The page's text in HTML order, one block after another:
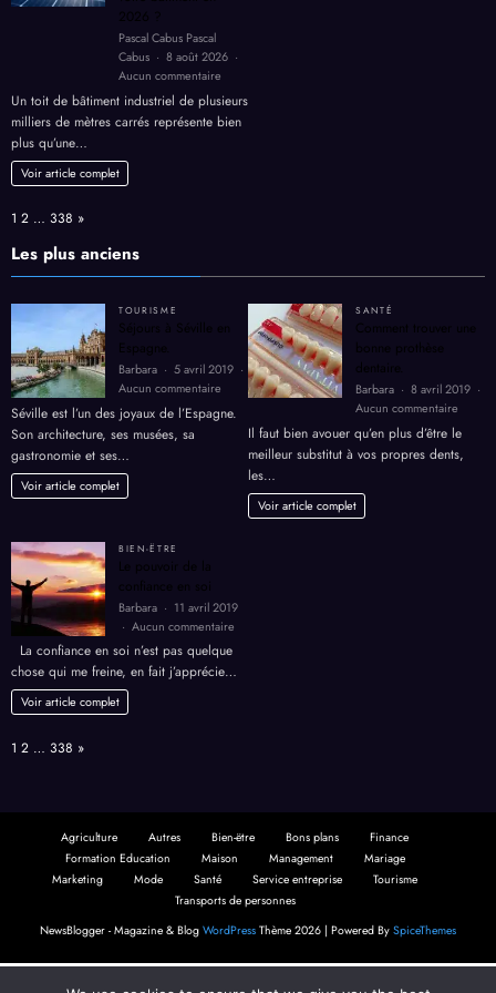
2026 ?
Pascal Cabus Pascal
Cabus
8 août 2026
Aucun commentaire
Toiture
industrielle
bâtiment
?
Un toit de bâtiment industriel de plusieurs
milliers de mètres carrés représente bien
plus qu’une…
Voir article complet
Page:
1 2 … 338 Next
»
Les plus anciens
TOURISME
Séjours à Séville en
Espagne.
Barbara
5 avril 2019
Aucun commentaire
Séville
Espagne.
Séville est l’un des joyaux de l’Espagne.
Son architecture, ses musées, sa
gastronomie et ses…
Voir article complet
SANTÉ
Comment trouver une
bonne prothèse
dentaire.
Barbara
8 avril 2019
Aucun commentaire
une
Il faut bien avouer qu’en plus d’être le
meilleur substitut à vos propres dents,
les…
Voir article complet
BIEN-ËTRE
Le pouvoir de la
confiance en soi
Barbara
11 avril 2019
Aucun commentaire
de
La confiance en soi n’est pas quelque
chose qui me freine, en fait j’apprécie…
Voir article complet
Page:
1 2 … 338 Next
»
Agriculture Autres Bien-ëtre Bons plans
Finance
Formation Education
Maison Management
Mariage
Marketing
Mode Santé Service entreprise
Tourisme
Transports de personnes
NewsBlogger - Magazine & Blog WordPress Thème 2026 | Powered By SpiceThemes